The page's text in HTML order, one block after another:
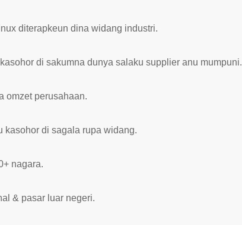
diterapkeun dina widang industri.
di sakumna dunya salaku supplier anu mumpuni.
omzet perusahaan.
kasohor di sagala rupa widang.
nagara.
& pasar luar negeri.